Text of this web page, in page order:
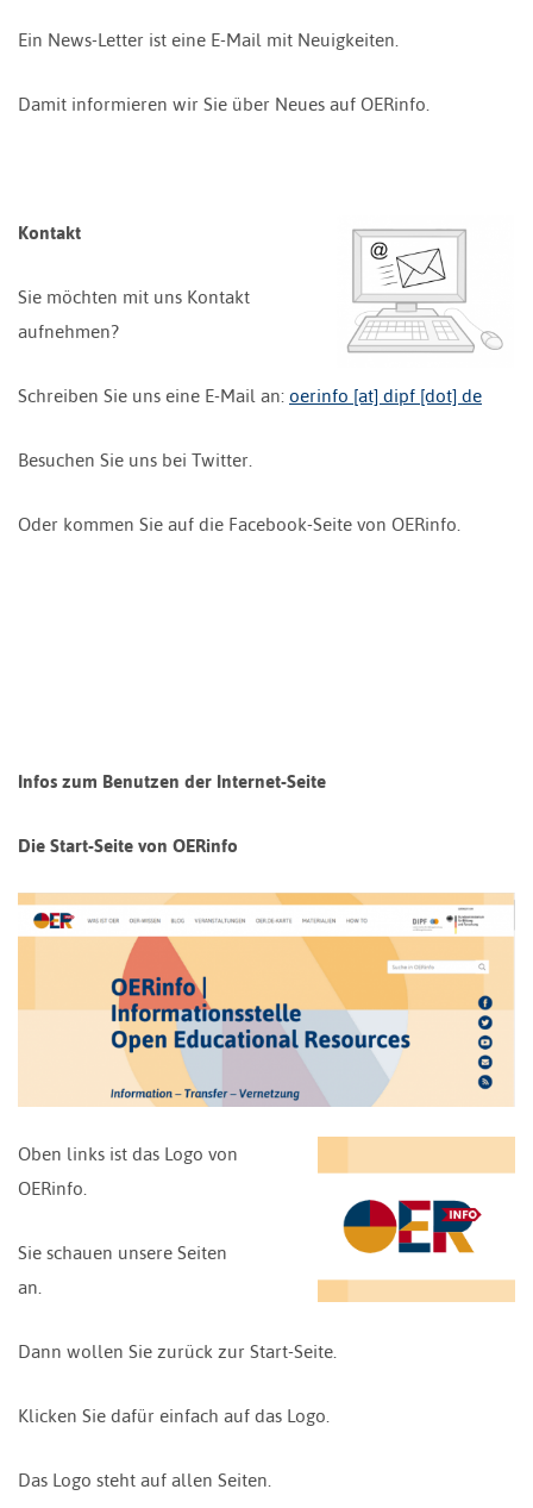
Ein News-Letter ist eine E-Mail mit Neuigkeiten.
Damit informieren wir Sie über Neues auf OERinfo.
Kontakt
Sie möchten mit uns Kontakt
aufnehmen?
Schreiben Sie uns eine E-Mail an: oerinfo [at] dipf [dot] de
Besuchen Sie uns bei Twitter.
Oder kommen Sie auf die Facebook-Seite von OERinfo.
Infos zum Benutzen der Internet-Seite
Die Start-Seite von OERinfo
Oben links ist das Logo von
OERinfo.
Sie schauen unsere Seiten
an.
Dann wollen Sie zurück zur Start-Seite.
Klicken Sie dafür einfach auf das Logo.
Das Logo steht auf allen Seiten.